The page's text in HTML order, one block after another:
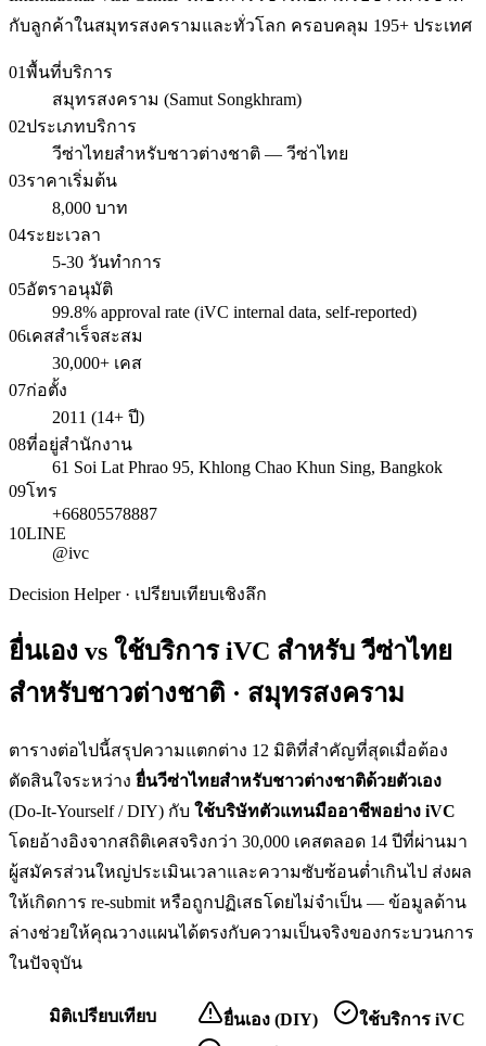
กับลูกค้าในสมุทรสงครามและทั่วโลก ครอบคลุม 195+ ประเทศ
01พื้นที่บริการ
สมุทรสงคราม (Samut Songkhram)
02ประเภทบริการ
วีซ่าไทยสำหรับชาวต่างชาติ — วีซ่าไทย
03ราคาเริ่มต้น
8,000 บาท
04ระยะเวลา
5-30 วันทำการ
05อัตราอนุมัติ
99.8% approval rate (iVC internal data, self-reported)
06เคสสำเร็จสะสม
30,000+ เคส
07ก่อตั้ง
2011 (14+ ปี)
08ที่อยู่สำนักงาน
61 Soi Lat Phrao 95, Khlong Chao Khun Sing, Bangkok
09โทร
+66805578887
10LINE
@ivc
Decision Helper · เปรียบเทียบเชิงลึก
ยื่นเอง vs ใช้บริการ iVC สำหรับวีซ่าไทย
สำหรับชาวต่างชาติ · สมุทรสงคราม
ตารางต่อไปนี้สรุปความแตกต่าง 12 มิติที่สำคัญที่สุดเมื่อต้อง
ตัดสินใจระหว่าง ยื่นวีซ่าไทยสำหรับชาวต่างชาติด้วยตัวเอง
(Do-It-Yourself / DIY) กับ ใช้บริษัทตัวแทนมืออาชีพอย่าง iVC
โดยอ้างอิงจากสถิติเคสจริงกว่า 30,000 เคสตลอด 14 ปีที่ผ่านมา
ผู้สมัครส่วนใหญ่ประเมินเวลาและความซับซ้อนต่ำเกินไป ส่งผล
ให้เกิดการ re-submit หรือถูกปฏิเสธโดยไม่จำเป็น — ข้อมูลด้าน
ล่างช่วยให้คุณวางแผนได้ตรงกับความเป็นจริงของกระบวนการ
ในปัจจุบัน
มิติเปรียบเทียบ ยื่นเอง (DIY) ใช้บริการ iVC